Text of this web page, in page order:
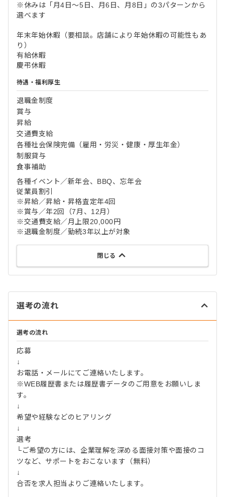
※休みは「月4日～5日、月6日、月8日」の3パターンから
選べます
年末年始休暇（要相談。店舗により年始休暇の可能性もあ
り）
有給休暇
慶弔休暇
待遇・福利厚生
退職金制度
賞与
昇給
交通費支給
各種社会保険完備（雇用・労災・健康・厚生年金）
制服貸与
食事補助
各種イベント／新年会、BBQ、忘年会
従業員割引
※昇給／昇給・昇格査定年4回
※賞与／年2回（7月、12月）
※交通費支給／月上限20,000円
※退職金制度／勤続3年以上が対象
閉じる
選考の流れ
選考の流れ
応募
↓
お電話・メールにてご連絡いたします。
※WEB履歴書または履歴書データのご用意をお願いしま
す。
↓
希望や経験などのヒアリング
↓
選考
└ご希望の方には、企業理解を深める面接対策や面接のコ
ツなど、サポートをおこないます（無料）
↓
合否を求人担当よりご連絡いたします。